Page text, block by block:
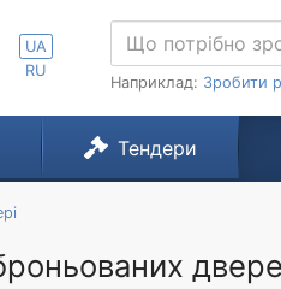
UA
RU
Наприклад: Зробити
Тендери